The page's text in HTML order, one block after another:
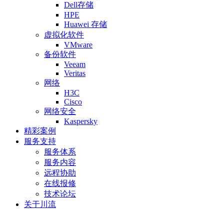
Dell存储
HPE
Huawei 存储
虚拟化软件
VMware
备份软件
Veeam
Veritas
网络
H3C
Cisco
网络安全
Kaspersky
精彩案例
服务支持
服务体系
服务内容
远程协助
在线报修
技术论坛
关于川流